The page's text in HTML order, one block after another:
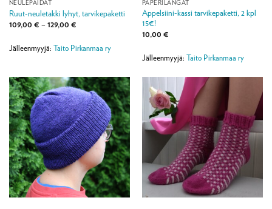
NEULEPAIDAT
Ruut-neuletakki lyhyt, tarvikepaketti
109,00 € – 129,00 €Hintaluokka:
129,00 €
Jälleenmyyjä: Taito Pirkanmaa ry
PAPERILANGAT
Appelsiini-kassi tarvikepaketti, 2 kpl
15€!
10,00 €
Jälleenmyyjä: Taito Pirkanmaa ry